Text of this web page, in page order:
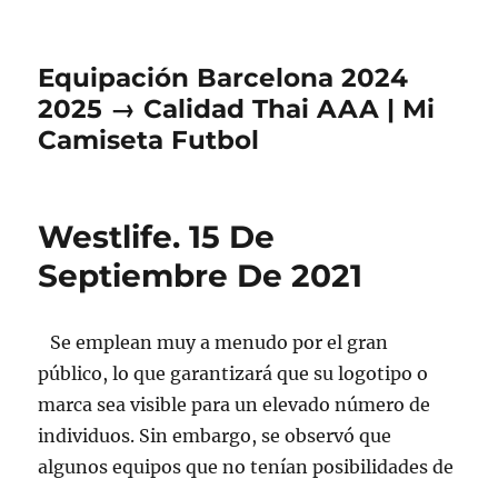
Equipación Barcelona 2024
2025 → Calidad Thai AAA | Mi
Camiseta Futbol
Westlife. 15 De
Septiembre De 2021
Se emplean muy a menudo por el gran
público, lo que garantizará que su logotipo o
marca sea visible para un elevado número de
individuos. Sin embargo, se observó que
algunos equipos que no tenían posibilidades de